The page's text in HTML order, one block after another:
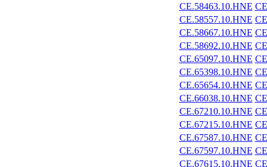
CE.58463.10.HNE
CE.58557.10.HNE
CE.58667.10.HNE
CE.58692.10.HNE
CE.65097.10.HNE
CE.65398.10.HNE
CE.65654.10.HNE
CE.66038.10.HNE
CE.67210.10.HNE
CE.67215.10.HNE
CE.67587.10.HNE
CE.67597.10.HNE
CE.67615.10.HNE